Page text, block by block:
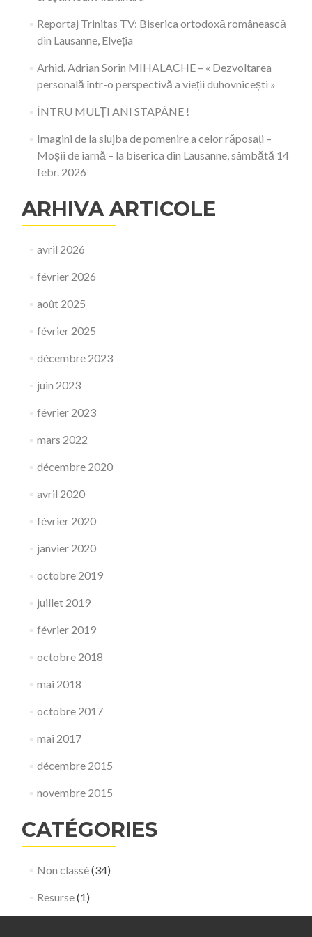
Reportaj Trinitas TV: Biserica ortodoxă românească
din Lausanne, Elveția
Arhid. Adrian Sorin MIHALACHE – « Dezvoltarea
personală într-o perspectivă a vieții duhovnicești »
ÎNTRU MULȚI ANI STAPÂNE !
Imagini de la slujba de pomenire a celor răposați –
Moșii de iarnă – la biserica din Lausanne, sâmbătă 14
febr. 2026
ARHIVA ARTICOLE
avril 2026
février 2026
août 2025
février 2025
décembre 2023
juin 2023
février 2023
mars 2022
décembre 2020
avril 2020
février 2020
janvier 2020
octobre 2019
juillet 2019
février 2019
octobre 2018
mai 2018
octobre 2017
mai 2017
décembre 2015
novembre 2015
CATÉGORIES
Non classé(34)
Resurse(1)